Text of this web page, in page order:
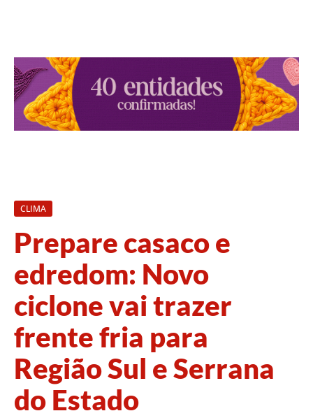
CLIMA
Prepare casaco e
edredom: Novo
ciclone vai trazer
frente fria para
Região Sul e Serrana
do Estado